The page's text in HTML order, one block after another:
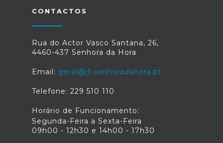
CONTACTOS
Rua do Actor Vasco Santana, 26,
4460-437 Senhora da Hora
Email: geral@jf-senhoradahora.pt
Telefone: 229 510 110
Horário de Funcionamento:
Segunda-Feira a Sexta-Feira
09h00 - 12h30 e 14h00 - 17h30